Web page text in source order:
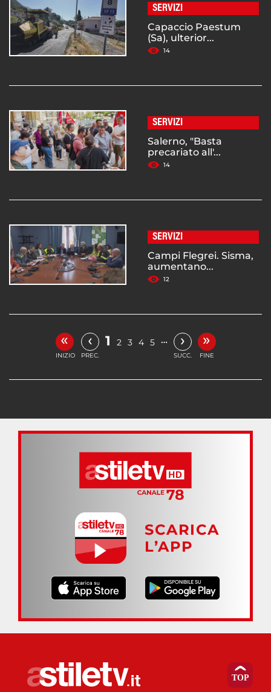
SERVIZI
Capaccio Paestum
(Sa), ulterior...
14
SERVIZI
Salerno, "Basta
precariato all'...
14
SERVIZI
Campi Flegrei. Sisma,
aumentano...
12
«
INIZIO
‹
PREC.
1 2 3 4 5 … ›
SUCC.
»
FINE
SCARICA
L’APP